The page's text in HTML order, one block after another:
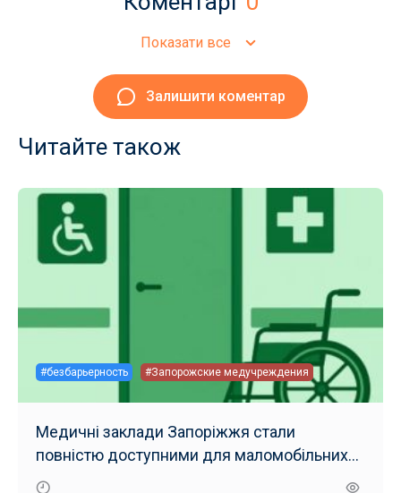
Показати все
Залишити коментар
Читайте також
#безбарьерность #Запорожские медучреждения
Медичні заклади Запоріжжя стали
повністю доступними для маломобільних
груп населення